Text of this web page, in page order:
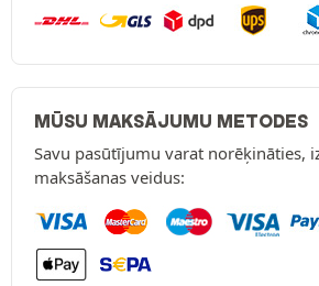
MŪSU MAKSĀJUMU METODES
Savu pasūtījumu varat norēķināties,
maksāšanas veidus: